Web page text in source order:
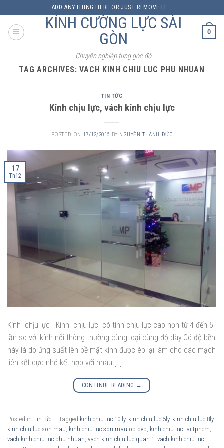
to
content
ADD ANYTHING HERE OR JUST REMOVE IT...
KÍNH CƯỜNG LỰC SÀI
GÒN
Chuyên nghiệp từng góc độ
0
TAG ARCHIVES:VACH KINH CHIU LUC PHU NHUAN
TIN TỨC
Kính chịu lực, vách kính chịu lực
POSTED ON 17/12/2016 BY NGUYỄN THÀNH ĐỨC
17
Th12
Kính chịu lực Kính chịu lực có tính chịu lực cao hơn từ 4 đến 5
lần so với kính nổi thông thường cùng loại cùng độ dày.Có độ bền
này là do ứng suất lên bề mặt kính được ép lại làm cho các mạch
liên kết cực nhỏ kết hợp với nhau […]
CONTINUE READING →
Posted in Tin tức | Tagged kinh chiu luc 10 ly, kinh chiu luc 5ly, kinh chiu luc 8ly,
kinh chiu luc son mau kinh chiu luc son mau op bep kinh chiu luc tai tphcm
vach kinh chiu luc phu nhuan vach kinh chiu luc quan 1 vach kinh chiu luc